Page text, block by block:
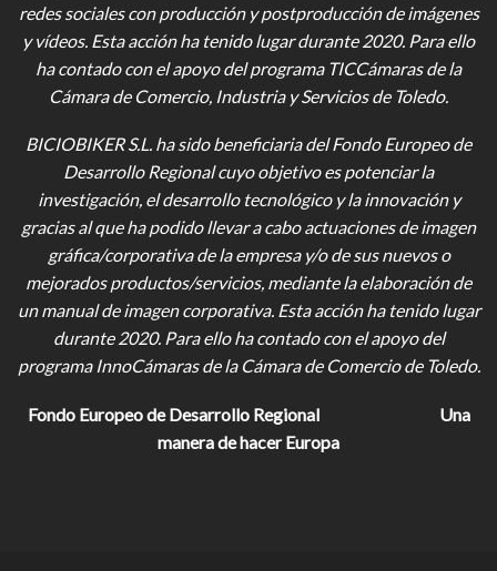
redes sociales con producción y postproducción de imágenes
y vídeos. Esta acción ha tenido lugar durante 2020. Para ello
ha contado con el apoyo del programa TICCámaras de la
Cámara de Comercio, Industria y Servicios de Toledo.
BICIOBIKER S.L. ha sido beneficiaria del Fondo Europeo de
Desarrollo Regional cuyo objetivo es potenciar la
investigación, el desarrollo tecnológico y la innovación y
gracias al que ha podido llevar a cabo actuaciones de imagen
gráfica/corporativa de la empresa y/o de sus nuevos o
mejorados productos/servicios, mediante la elaboración de
un manual de imagen corporativa. Esta acción ha tenido lugar
durante 2020. Para ello ha contado con el apoyo del
programa InnoCámaras de la Cámara de Comercio de Toledo.
Fondo Europeo de Desarrollo Regional
Una
manera de hacer Europa